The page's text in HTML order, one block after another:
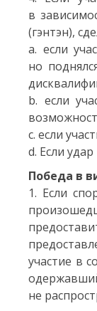
в
(гэнтэн),
a. если
но
b. если
c. если
d. Если
Победа в
1. Если
участие в
не